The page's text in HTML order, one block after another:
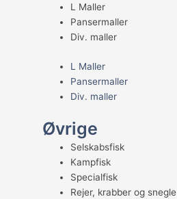
L Maller
Pansermaller
Div. maller
L Maller
Pansermaller
Div. maller
Øvrige
Selskabsfisk
Kampfisk
Specialfisk
Rejer, krabber og snegle